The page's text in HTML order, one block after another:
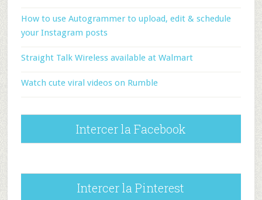
How to use Autogrammer to upload, edit & schedule
your Instagram posts
Straight Talk Wireless available at Walmart
Watch cute viral videos on Rumble
Intercer la Facebook
Intercer la Pinterest